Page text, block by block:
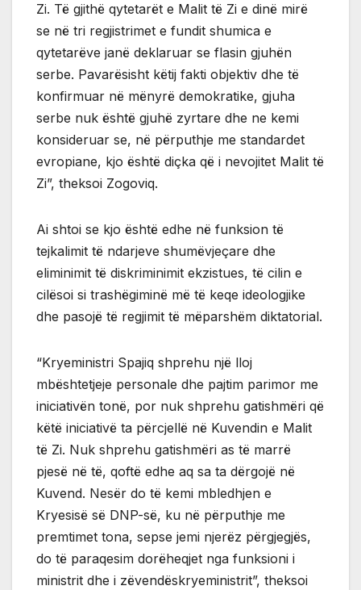
Zi. Të gjithë qytetarët e Malit të Zi e dinë mirë
se në tri regjistrimet e fundit shumica e
qytetarëve janë deklaruar se flasin gjuhën
serbe. Pavarësisht këtij fakti objektiv dhe të
konfirmuar në mënyrë demokratike, gjuha
serbe nuk është gjuhë zyrtare dhe ne kemi
konsideruar se, në përputhje me standardet
evropiane, kjo është diçka që i nevojitet Malit të
Zi”, theksoi Zogoviq.
Ai shtoi se kjo është edhe në funksion të
tejkalimit të ndarjeve shumëvjeçare dhe
eliminimit të diskriminimit ekzistues, të cilin e
cilësoi si trashëgiminë më të keqe ideologjike
dhe pasojë të regjimit të mëparshëm diktatorial.
“Kryeministri Spajiq shprehu një lloj
mbështetjeje personale dhe pajtim parimor me
iniciativën tonë, por nuk shprehu gatishmëri që
këtë iniciativë ta përcjellë në Kuvendin e Malit
të Zi. Nuk shprehu gatishmëri as të marrë
pjesë në të, qoftë edhe aq sa ta dërgojë në
Kuvend. Nesër do të kemi mbledhjen e
Kryesisë së DNP-së, ku në përputhje me
premtimet tona, sepse jemi njerëz përgjegjës,
do të paraqesim dorëheqjet nga funksioni i
ministrit dhe i zëvendëskryeministrit”, theksoi